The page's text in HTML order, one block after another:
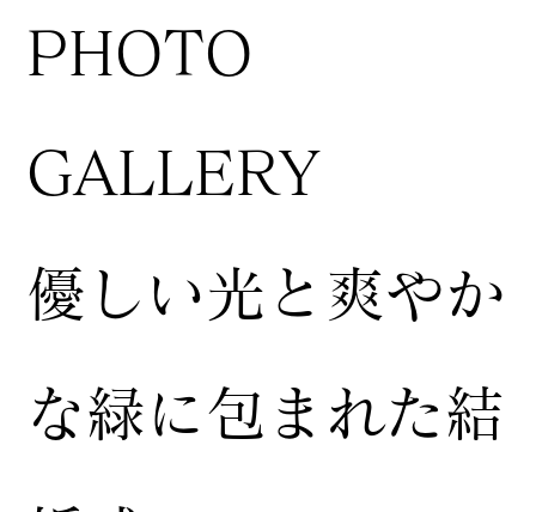
​PHOTO
GALLERY
​優しい光と爽やか
な緑に包まれた結